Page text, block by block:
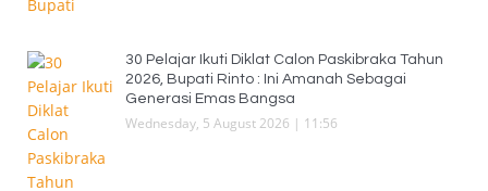
30 Pelajar Ikuti Diklat Calon Paskibraka Tahun
2026, Bupati Rinto : Ini Amanah Sebagai
Generasi Emas Bangsa
Wednesday, 5 August 2026 | 11:56